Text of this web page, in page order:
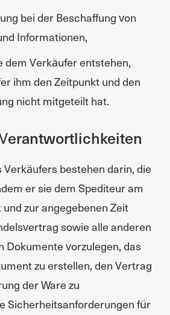
bei der Beschaffung von
Informationen,
dem Verkäufer entstehen,
ihm den Zeitpunkt und den
nicht mitgeteilt hat.
Verkäufers bestehen darin, die
er sie dem Spediteur am
zur angegebenen Zeit
sowie alle anderen
Dokumente vorzulegen, das
zu erstellen, den Vertrag
der Ware zu
Sicherheitsanforderungen für